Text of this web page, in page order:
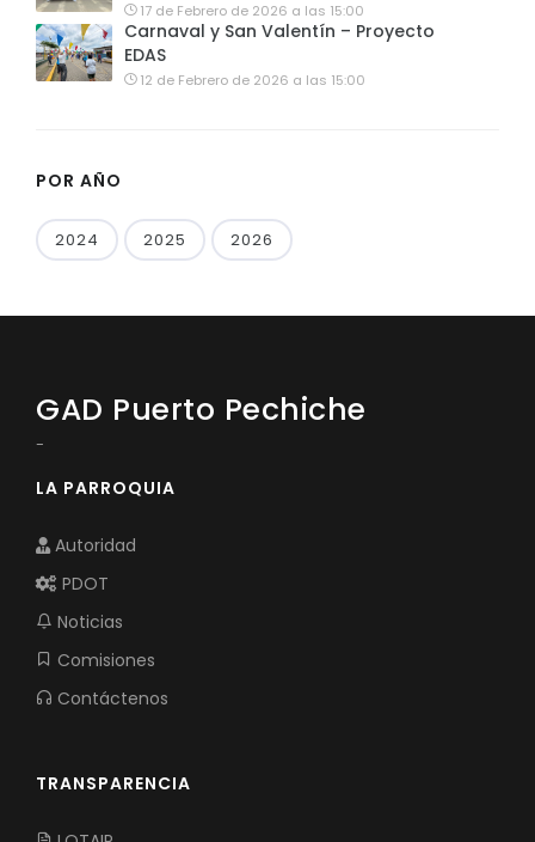
17 de Febrero de 2026 a las 15:00
Carnaval y San Valentín – Proyecto
EDAS
12 de Febrero de 2026 a las 15:00
POR AÑO
2024 2025 2026
GAD Puerto Pechiche
-
LA PARROQUIA
Autoridad
PDOT
Noticias
Comisiones
Contáctenos
TRANSPARENCIA